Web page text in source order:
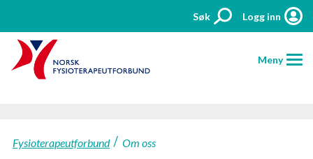
Søk Logg inn
Meny
FORSIKRINGER
Fysioterapeutforbund Om oss